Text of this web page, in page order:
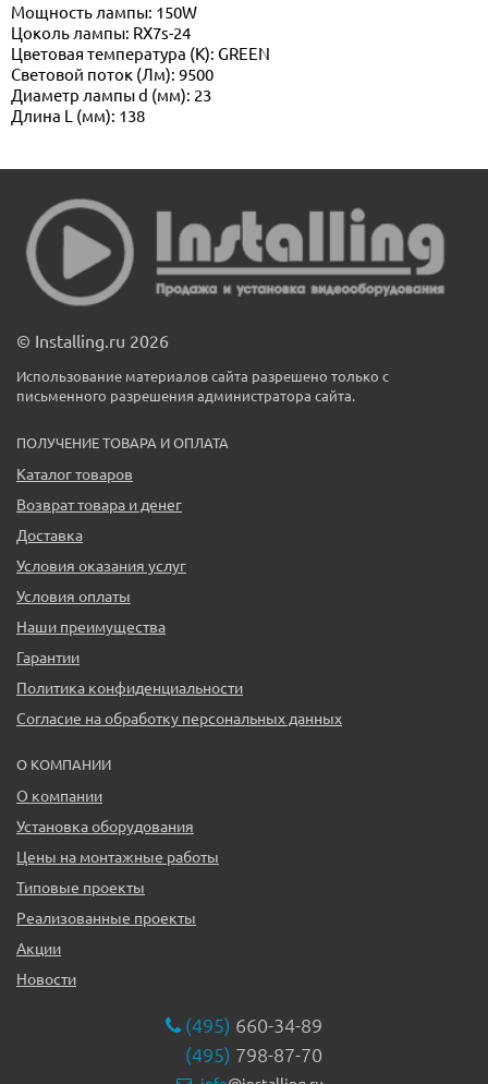
Мощность лампы: 150W
Цоколь лампы: RX7s-24
Цветовая температура (К): GREEN
Световой поток (Лм): 9500
Диаметр лампы d (мм): 23
Длина L (мм): 138
© Installing.ru 2026
Использование материалов сайта разрешено только с
письменного разрешения администратора сайта.
ПОЛУЧЕНИЕ ТОВАРА И ОПЛАТА
Каталог товаров
Возврат товара и денег
Доставка
Условия оказания услуг
Условия оплаты
Наши преимущества
Гарантии
Политика конфиденциальности
Согласие на обработку персональных данных
О КОМПАНИИ
О компании
Установка оборудования
Цены на монтажные работы
Типовые проекты
Реализованные проекты
Акции
Новости
(495) 660-34-89
(495) 798-87-70